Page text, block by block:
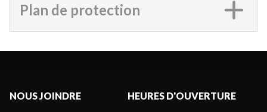
Plan de protection
NOUS JOINDRE HEURES D'OUVERTURE